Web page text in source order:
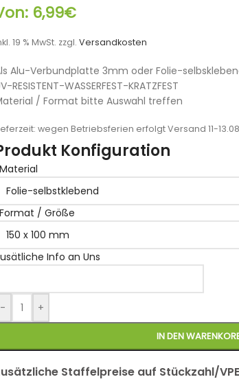
6,99€
19 % MwSt. zzgl. Versandkosten
Alu-Verbundplatte 3mm oder Folie-
RESISTENT-WASSERFEST-KRATZFEST
/ Format bitte Auswahl treffen
wegen Betriebsferien erfolgt Versand 11-
Konfiguration
Material
Format / Größe
Info an Uns
- +
IN DEN
Staffelpreise auf Stückzahl/VPE